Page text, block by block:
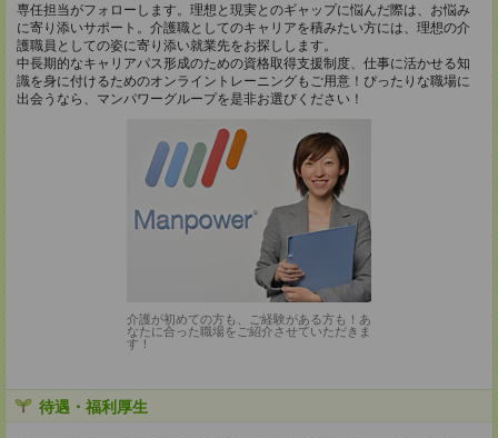
専任担当がフォローします。理想と現実とのギャップに悩んだ際は、お悩み
に寄り添いサポート。介護職としてのキャリアを積みたい方には、理想の介
護職員としての姿に寄り添い就業先をお探しします。
中長期的なキャリアパス形成のための資格取得支援制度、仕事に活かせる知
識を身に付けるためのオンライントレーニングもご用意！ぴったりな職場に
出会うなら、マンパワーグループを是非お選びください！
介護が初めての方も、ご経験がある方も！あ
なたに合った職場をご紹介させていただきま
す！
待遇・福利厚生